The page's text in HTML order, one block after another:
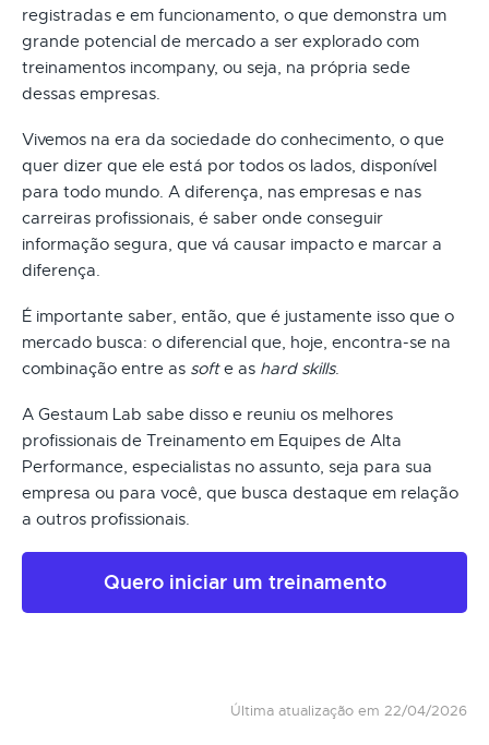
registradas e em funcionamento, o que demonstra um
grande potencial de mercado a ser explorado com
treinamentos incompany, ou seja, na própria sede
dessas empresas.
Vivemos na era da sociedade do conhecimento, o que
quer dizer que ele está por todos os lados, disponível
para todo mundo. A diferença, nas empresas e nas
carreiras profissionais, é saber onde conseguir
informação segura, que vá causar impacto e marcar a
diferença.
É importante saber, então, que é justamente isso que o
mercado busca: o diferencial que, hoje, encontra-se na
combinação entre as softe as hard skills.
A Gestaum Lab sabe disso e reuniu os melhores
profissionais de Treinamento em Equipes de Alta
Performance, especialistas no assunto, seja para sua
empresa ou para você, que busca destaque em relação
a outros profissionais.
Quero iniciar um treinamento
Última atualização em 22/04/2026